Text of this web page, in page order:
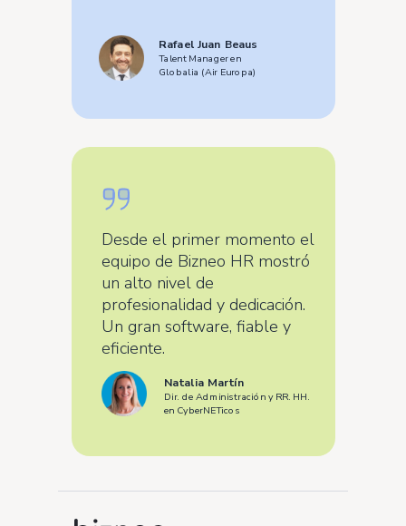
Rafael Juan Beaus
Talent Manager en
Globalia (Air Europa)
Desde el primer momento el
equipo de Bizneo HR mostró
un alto nivel de
profesionalidad y dedicación.
Un gran software, fiable y
eficiente.
Natalia Martín
Dir. de Administración y RR. HH.
en CyberNETicos